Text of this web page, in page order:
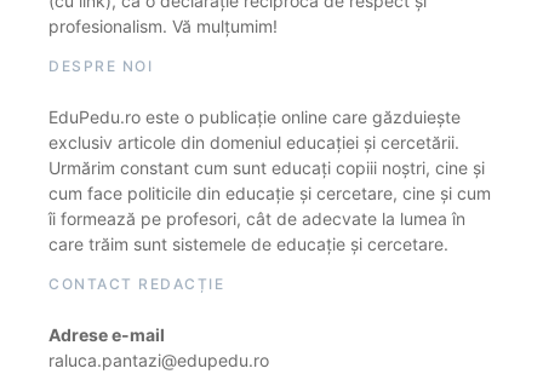
profesionalism. Vă mulțumim!
DESPRE NOI
EduPedu.ro este o publicație online care găzduiește
exclusiv articole din domeniul educației și cercetării.
Urmărim constant cum sunt educați copiii noștri, cine și
cum face politicile din educație și cercetare, cine și cum
îi formează pe profesori, cât de adecvate la lumea în
care trăim sunt sistemele de educație și cercetare.
CONTACT REDACȚIE
Adrese e-mail
raluca.pantazi@edupedu.ro